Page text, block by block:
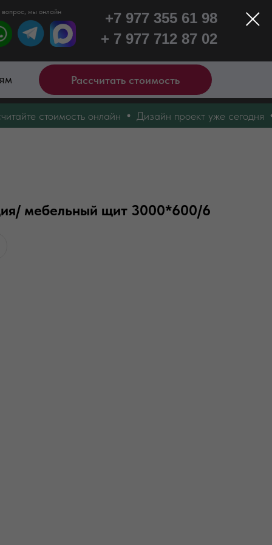
+7 977 355 61 98
мы онлайн
+ 7 977 712 87 02
Рассчитать стоимость
стоимость онлайн Дизайн проект уже сегодня
мебельный щит 3000*600/6